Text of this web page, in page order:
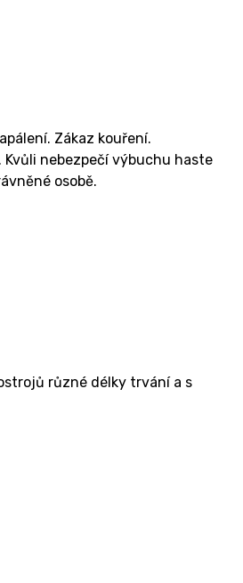
Zákaz kouření.
nebezpečí výbuchu haste
osobě.
různé délky trvání a s